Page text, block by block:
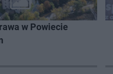
w Powiecie